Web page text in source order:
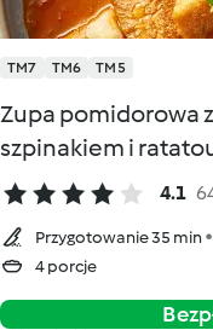
TM7 TM6 TM5
Zupa pomidorowa
szpinakiem i
4.1
Przygotowanie 35 min
4 porcje